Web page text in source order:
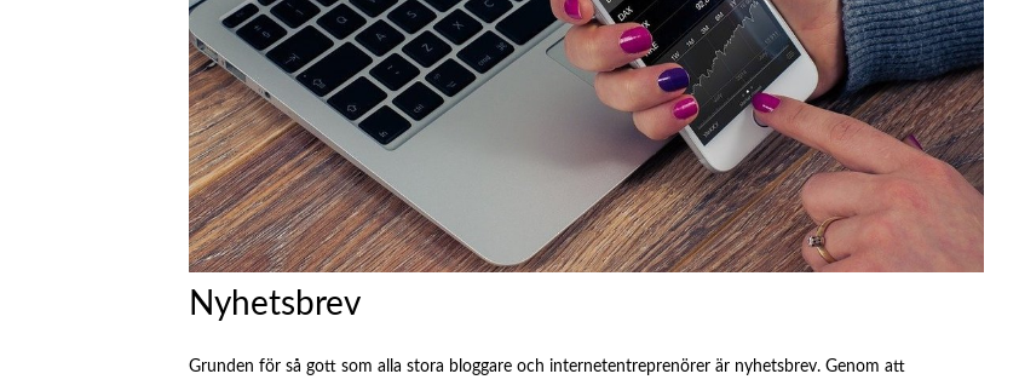
Nyhetsbrev
Grunden för så gott som alla stora bloggare och internetentreprenörer är nyhetsbrev. Genom att